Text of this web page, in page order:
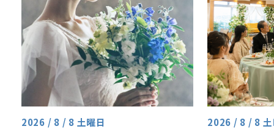
2026 / 8 / 8 土曜日
2026 / 8 / 8